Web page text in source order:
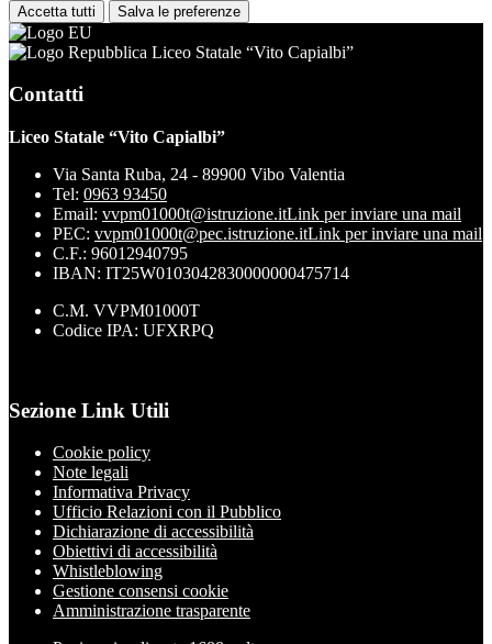
Accetta tutti Salva le preferenze
Liceo Statale “Vito Capialbi”
Contatti
Liceo Statale “Vito Capialbi”
Via Santa Ruba, 24 - 89900 Vibo Valentia
Tel: 0963 93450
Email: vvpm01000t@istruzione.itLink per inviare una mail
PEC: vvpm01000t@pec.istruzione.itLink per inviare una mail
C.F.: 96012940795
IBAN: IT25W0103042830000000475714
C.M. VVPM01000T
Codice IPA: UFXRPQ
Sezione Link Utili
Cookie policy
Note legali
Informativa Privacy
Ufficio Relazioni con il Pubblico
Dichiarazione di accessibilità
Obiettivi di accessibilità
Whistleblowing
Gestione consensi cookie
Amministrazione trasparente